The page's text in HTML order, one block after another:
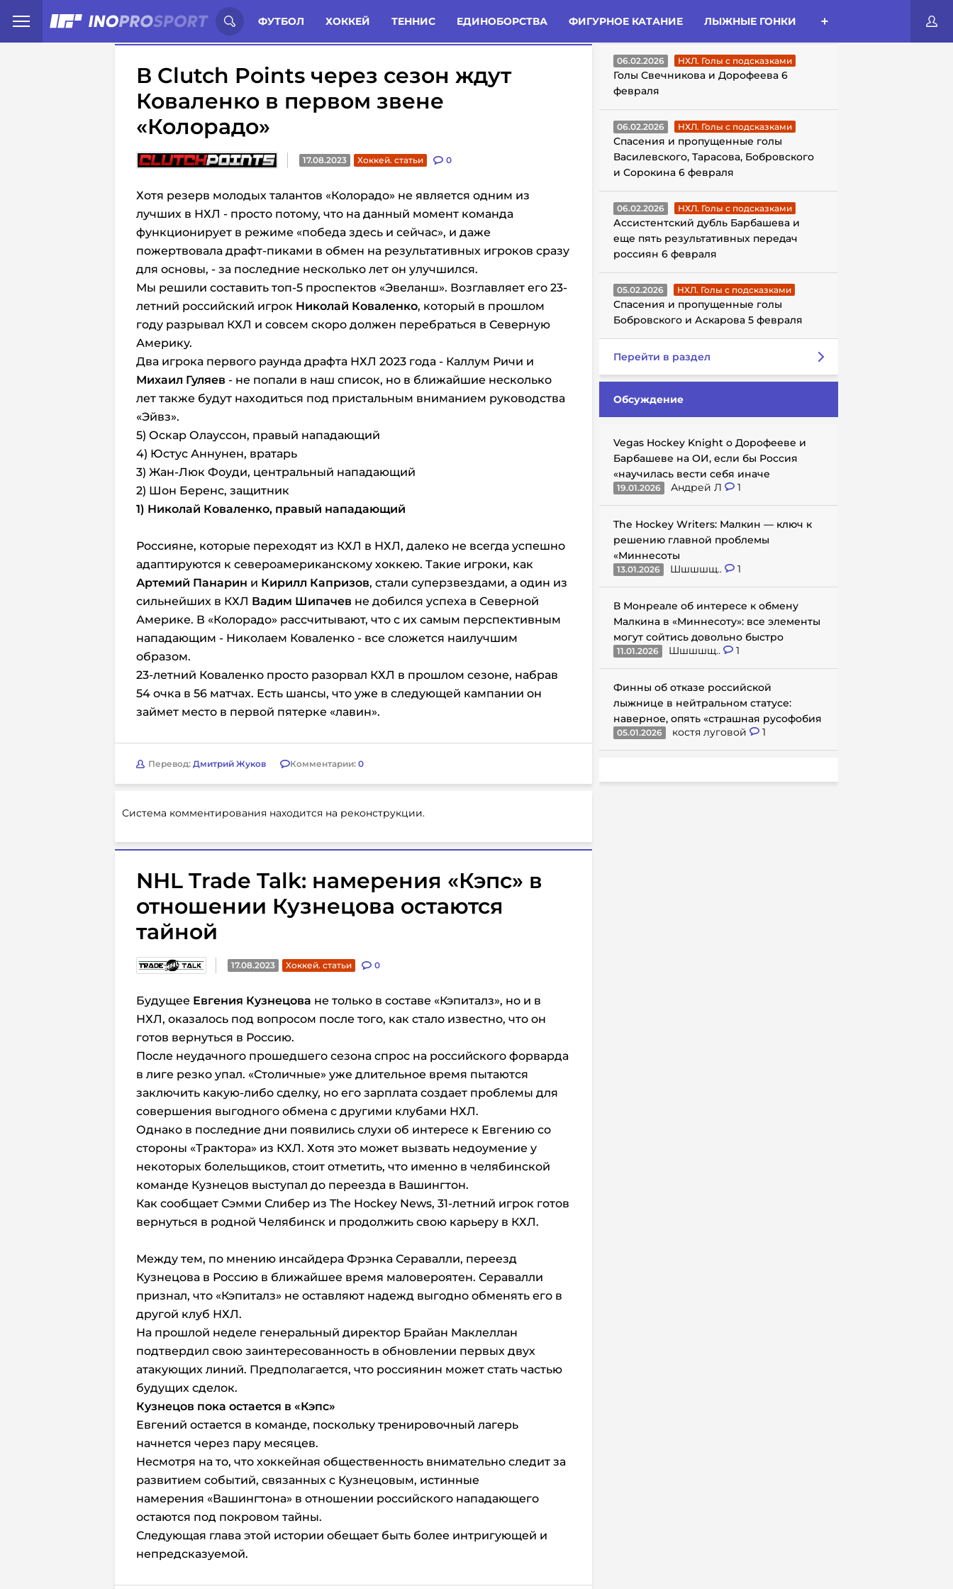
ФУТБОЛ ХОККЕЙ ТЕННИС ЕДИНОБОРСТВА ФИГУРНОЕ КАТАНИЕ ЛЫЖНЫЕ ГОНКИ
Иностранцы о спорте России: Статьи Комменты Новости
В Clutch Points через сезон ждут
Коваленко в первом звене
«Колорадо»
17.08.2023 Хоккей. статьи 0
Хотя резерв молодых талантов «Колорадо» не является одним из
лучших в НХЛ - просто потому, что на данный момент команда
функционирует в режиме «победа здесь и сейчас», и даже
пожертвовала драфт-пиками в обмен на результативных игроков сразу
для основы, - за последние несколько лет он улучшился.
Мы решили составить топ-5 проспектов «Эвеланш». Возглавляет его 23-
летний российский игрок Николай Коваленко, который в прошлом
году разрывал КХЛ и совсем скоро должен перебраться в Северную
Америку.
Два игрока первого раунда драфта НХЛ 2023 года - Каллум Ричи и
Михаил Гуляев - не попали в наш список, но в ближайшие несколько
лет также будут находиться под пристальным вниманием руководства
«Эйвз».
5) Оскар Олауссон, правый нападающий
4) Юстус Аннунен, вратарь
3) Жан-Люк Фоуди, центральный нападающий
2) Шон Беренс, защитник
1) Николай Коваленко, правый нападающий
Россияне, которые переходят из КХЛ в НХЛ, далеко не всегда успешно
адаптируются к североамериканскому хоккею. Такие игроки, как
Артемий Панарин и Кирилл Капризов, стали суперзвездами, а один из
сильнейших в КХЛ Вадим Шипачев не добился успеха в Северной
Америке. В «Колорадо» рассчитывают, что с их самым перспективным
нападающим - Николаем Коваленко - все сложется наилучшим
образом.
23-летний Коваленко просто разорвал КХЛ в прошлом сезоне, набрав
54 очка в 56 матчах. Есть шансы, что уже в следующей кампании он
займет место в первой пятерке «лавин».
Перевод: Дмитрий Жуков Комментарии: 0
Система комментирования находится на реконструкции.
NHL Trade Talk: намерения «Кэпс» в
отношении Кузнецова остаются
тайной
17.08.2023 Хоккей. статьи 0
Будущее Евгения Кузнецова не только в составе «Кэпиталз», но и в
НХЛ, оказалось под вопросом после того, как стало известно, что он
готов вернуться в Россию.
После неудачного прошедшего сезона спрос на российского форварда
в лиге резко упал. «Столичные» уже длительное время пытаются
заключить какую-либо сделку, но его зарплата создает проблемы для
совершения выгодного обмена с другими клубами НХЛ.
Однако в последние дни появились слухи об интересе к Евгению со
стороны «Трактора» из КХЛ. Хотя это может вызвать недоумение у
некоторых болельщиков, стоит отметить, что именно в челябинской
команде Кузнецов выступал до переезда в Вашингтон.
Как сообщает Сэмми Слибер из The Hockey News, 31-летний игрок готов
вернуться в родной Челябинск и продолжить свою карьеру в КХЛ.
Между тем, по мнению инсайдера Фрэнка Серавалли, переезд
Кузнецова в Россию в ближайшее время маловероятен. Серавалли
признал, что «Кэпиталз» не оставляют надежд выгодно обменять его в
другой клуб НХЛ.
На прошлой неделе генеральный директор Брайан Маклеллан
подтвердил свою заинтересованность в обновлении первых двух
атакующих линий. Предполагается, что россиянин может стать частью
будущих сделок.
Кузнецов пока остается в «Кэпс»
Евгений остается в команде, поскольку тренировочный лагерь
начнется через пару месяцев.
Несмотря на то, что хоккейная общественность внимательно следит за
развитием событий, связанных с Кузнецовым, истинные
намерения «Вашингтона» в отношении российского нападающего
остаются под покровом тайны.
Следующая глава этой истории обещает быть более интригующей и
непредсказуемой.
ГОЛЫ С ПОДСКАЗКАМИ
06.02.2026 НХЛ. Голы с подсказками
Голы Свечникова и Дорофеева 6
февраля
06.02.2026 НХЛ. Голы с подсказками
Спасения и пропущенные голы
Василевского, Тарасова, Бобровского
и Сорокина 6 февраля
06.02.2026 НХЛ. Голы с подсказками
Ассистентский дубль Барбашева и
еще пять результативных передач
россиян 6 февраля
05.02.2026 НХЛ. Голы с подсказками
Спасения и пропущенные голы
Бобровского и Аскарова 5 февраля
Перейти в раздел
Обсуждение
Vegas Hockey Knight о Дорофееве и
Барбашеве на ОИ, если бы Россия
«научилась вести себя иначе
19.01.2026 Андрей Л 1
The Hockey Writers: Малкин — ключ к
решению главной проблемы
«Миннесоты
13.01.2026 Шшшшщ.. 1
В Монреале об интересе к обмену
Малкина в «Миннесоту»: все элементы
могут сойтись довольно быстро
11.01.2026 Шшшшщ.. 1
Финны об отказе российской
лыжнице в нейтральном статусе:
наверное, опять «страшная русофобия
05.01.2026 костя луговой 1